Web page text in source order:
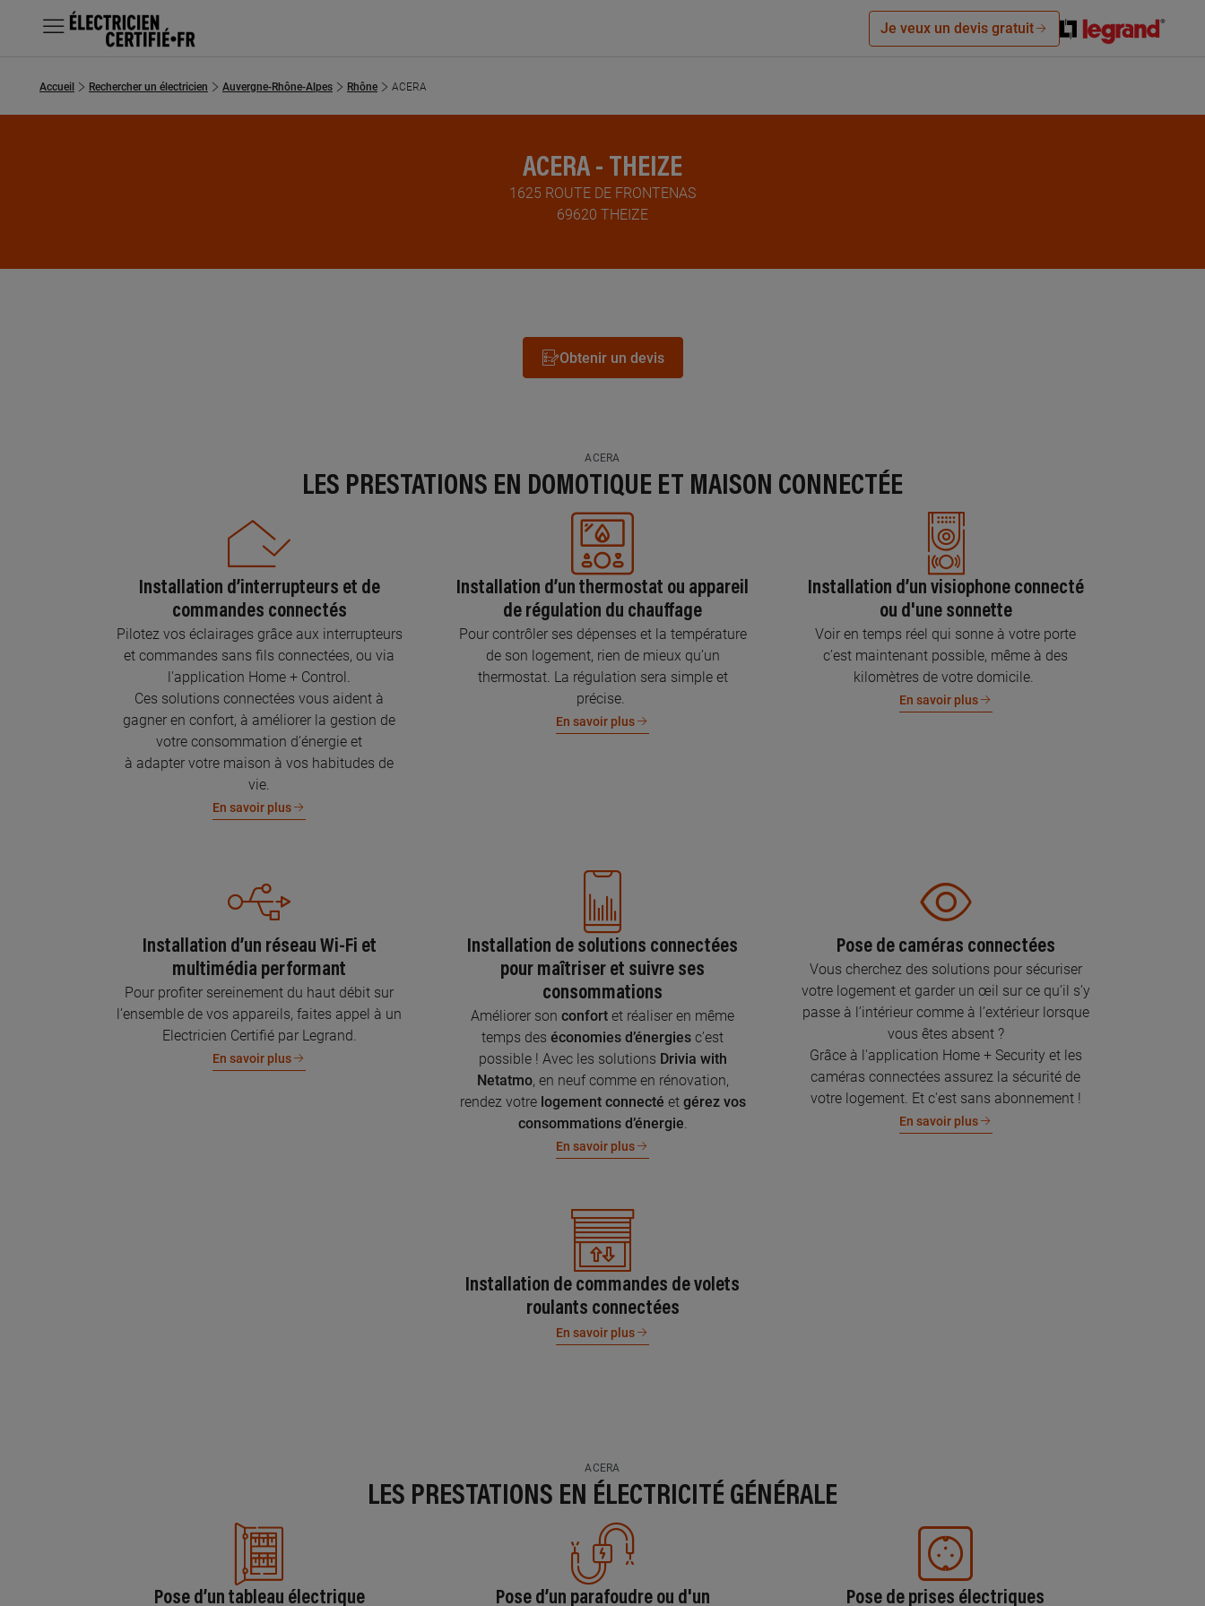
MENU
Chercher un électricien
Je veux un devis gratuit
Accueil Rechercher un électricien Auvergne-Rhône-Alpes Rhône ACERA
ACERA - THEIZE
1625 ROUTE DE FRONTENAS
69620 THEIZE
Obtenir un devis
ACERA
LES PRESTATIONS EN DOMOTIQUE ET MAISON CONNECTÉE
Installation d’interrupteurs et de
commandes connectés
Pilotez vos éclairages grâce aux interrupteurs
et commandes sans fils connectées, ou via
l'application Home + Control.
Ces solutions connectées vous aident à
gagner en confort, à améliorer la gestion de
votre consommation d’énergie et
à adapter votre maison à vos habitudes de
vie.
En savoir plus
Installation d’un thermostat ou appareil
de régulation du chauffage
Pour contrôler ses dépenses et la température
de son logement, rien de mieux qu’un
thermostat. La régulation sera simple et
précise.
En savoir plus
Installation d’un visiophone connecté
ou d'une sonnette
Voir en temps réel qui sonne à votre porte
c’est maintenant possible, même à des
kilomètres de votre domicile.
En savoir plus
Installation d’un réseau Wi-Fi et
multimédia performant
Pour profiter sereinement du haut débit sur
l’ensemble de vos appareils, faites appel à un
Electricien Certifié par Legrand.
En savoir plus
Installation de solutions connectées
pour maîtriser et suivre ses
consommations
Améliorer son confort et réaliser en même
temps des économies d’énergies c’est
possible ! Avec les solutions Drivia with
Netatmo, en neuf comme en rénovation,
rendez votre logement connecté et gérez vos
consommations d’énergie.
En savoir plus
Pose de caméras connectées
Vous cherchez des solutions pour sécuriser
votre logement et garder un œil sur ce qu’il s’y
passe à l’intérieur comme à l’extérieur lorsque
vous êtes absent ?
Grâce à l'application Home + Security et les
caméras connectées assurez la sécurité de
votre logement. Et c'est sans abonnement !
En savoir plus
Installation de commandes de volets
roulants connectées
En savoir plus
ACERA
LES PRESTATIONS EN ÉLECTRICITÉ GÉNÉRALE
Pose d’un tableau électrique
Pose d’un parafoudre ou d'un
Pose de prises électriques